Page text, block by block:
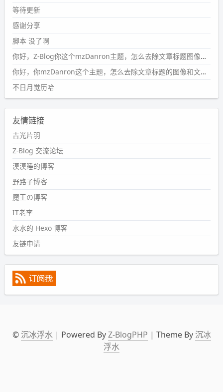
#PubWord
条嘟？？？？
wdssmq
2024-09-15 10:32:07
#PubWordVSCode 内 git 操作卡住的时候没办法主动取消
一直是个痛点，一般都是推送或拉取，今天连提交都卡
了。。
wdssmq
2024-09-11 08:45:43
#PubWord
然后天凉了，为了应对踢被子买了睡袋，不知道 1.2 米会不
会略窄。。
wdssmq
2024-09-09 19:43:00
#PubWord
表，21 年 11 月底发现 B 站上线了这部，直到前几天才看
完，还是分两次看的。。接下来有五项是 2019 年的，都是
电影 —— 略长的待办列表。。
等待更新
感谢分享
脚本 没了啊
你好，Z-Blog你这个mzDanron主题，怎么去除文章标题图像和文章摘要，仅显示标题，感谢回复！
你好，你mzDanron这个主题，怎么去除文章标题的图像和文章摘要！仅显示标题，感谢回复解决！
不日月觉历哈
友情链接
吉光片羽
Z-Blog 交流论坛
漠漠睡的博客
野路子博客
魔王の博客
IT老李
水水的 Hexo 博客
友链申请
© 沉冰浮水| Powered ByZ-BlogPHP | Theme By 沉冰
浮水